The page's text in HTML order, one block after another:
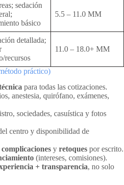
sedación
básico
5.5 – 11.0 MM
detallada;
recursos
11.0 – 18.0+ MM
práctico)
para todas las cotizaciones.
anestesia, quirófano, exámenes,
sociedades, casuística y fotos
centro y disponibilidad de
y retoques por escrito.
(intereses, comisiones).
+ transparencia, no solo